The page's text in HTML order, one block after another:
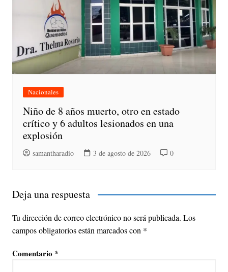
Nacionales
Niño de 8 años muerto, otro en estado
crítico y 6 adultos lesionados en una
explosión
samantharadio 3 de agosto de 2026 0
Deja una respuesta
Tu dirección de correo electrónico no será publicada. Los
campos obligatorios están marcados con *
Comentario *